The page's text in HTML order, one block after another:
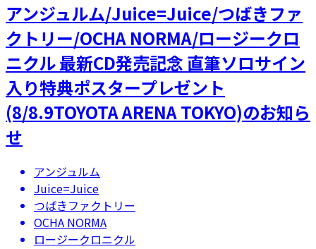
アンジュルム/Juice=Juice/つばきファ
クトリー/OCHA NORMA/ロージークロ
ニクル 最新CD発売記念 直筆ソロサイン
入り特典ポスタープレゼント
(8/8.9TOYOTA ARENA TOKYO)のお知ら
せ
アンジュルム
Juice=Juice
つばきファクトリー
OCHA NORMA
ロージークロニクル